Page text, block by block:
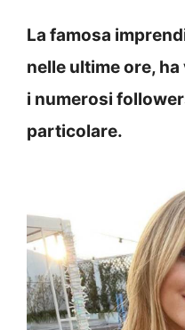
La famosa
nelle ultime ore,
i numerosi
particolare.